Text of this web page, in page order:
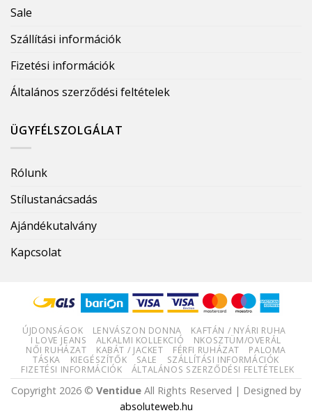
Sale
Szállítási információk
Fizetési információk
Általános szerződési feltételek
ÜGYFÉLSZOLGÁLAT
Rólunk
Stílustanácsadás
Ajándékutalvány
Kapcsolat
ÚJDONSÁGOK LENVÁSZON DONNA
KAFTÁN / NYÁRI RUHA
I LOVE JEANS
ALKALMI KOLLEKCIÓ
NKOSZTÜM/OVERÁL
NŐI RUHÁZAT
KABÁT / JACKET FÉRFI RUHÁZAT
PALOMA
TÁSKA
KIEGÉSZÍTŐK SALE
SZÁLLÍTÁSI INFORMÁCIÓK
FIZETÉSI INFORMÁCIÓK
ÁLTALÁNOS SZERZŐDÉSI FELTÉTELEK
Copyright 2026 © Ventidue All Rights Reserved | Designed by
absoluteweb.hu